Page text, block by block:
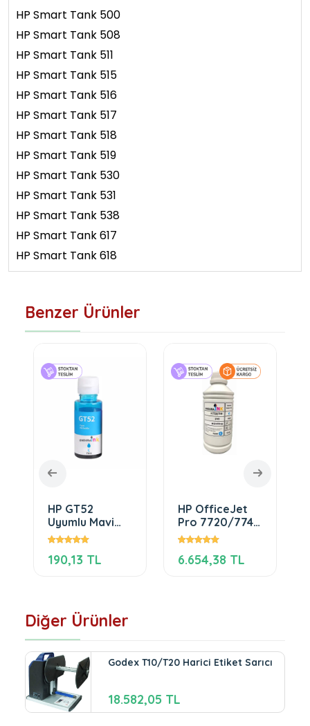
HP Smart Tank 500
HP Smart Tank 508
HP Smart Tank 511
HP Smart Tank 515
HP Smart Tank 516
HP Smart Tank 517
HP Smart Tank 518
HP Smart Tank 519
HP Smart Tank 530
HP Smart Tank 531
HP Smart Tank 538
HP Smart Tank 617
HP Smart Tank 618
Benzer Ürünler
HP GT52
Uyumlu Mavi
Mürekkep
190,13 TL
HP OfficeJet
Pro 7720/7740
Cyan Mürekkep
6.654,38 TL
Diğer Ürünler
Godex T10/T20 Harici Etiket Sarıcı
18.582,05 TL